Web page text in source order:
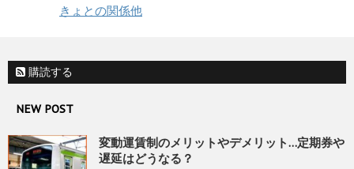
きょとの関係他
購読する
NEW POST
変動運賃制のメリットやデメリット…定期券や
遅延はどうなる？